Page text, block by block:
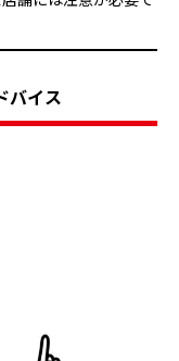
バイス